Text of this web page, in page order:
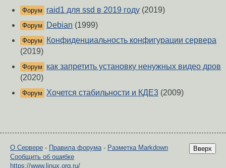
Форум raid1 для ssd в 2019 году (2019)
Форум Debian (1999)
Форум
Конфиденциальность конфигурации сервера
(2019)
Форум
как запретить установку ненужных видео дров
(2020)
Форум Хочется стабильности и КДЕ3 (2009)
Вверх
О Сервере - Правила форума- Разметка Markdown
Сообщить об ошибке
https://www.linux.org.ru/